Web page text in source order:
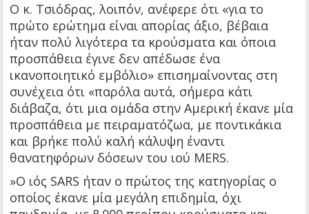
Ο κ. Τσιόδρας, λοιπόν, ανέφερε ότι «για το
πρώτο ερώτημα είναι απορίας άξιο, βέβαια
ήταν πολύ λιγότερα τα κρούσματα και όποια
προσπάθεια έγινε δεν απέδωσε ένα
ικανοποιητικό εμβόλιο» επισημαίνοντας στη
συνέχεια ότι «παρόλα αυτά, σήμερα κάτι
διάβαζα, ότι μια ομάδα στην Αμερική έκανε μία
προσπάθεια με πειραματόζωα, με ποντικάκια
και βρήκε πολύ καλή κάλυψη έναντι
θανατηφόρων δόσεων του ιού MERS.
»Ο ιός SARS ήταν ο πρώτος της κατηγορίας ο
οποίος έκανε μία μεγάλη επιδημία, όχι